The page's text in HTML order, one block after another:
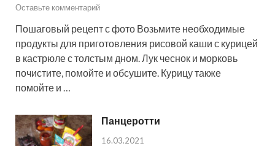
Оставьте комментарий
Пошаговый рецепт с фото Возьмите необходимые
продукты для приготовления рисовой каши с курицей
в кастрюле с толстым дном. Лук чеснок и морковь
почистите, помойте и обсушите. Курицу также
помойте и …
Панцеротти
16.03.2021